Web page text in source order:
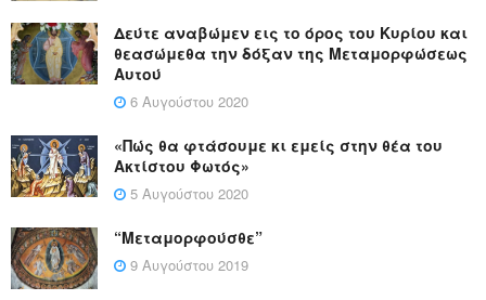
Δεύτε αναβώμεν εις το όρος του Κυρίου και
θεασώμεθα την δόξαν της Μεταμορφώσεως
Αυτού
6 Αυγούστου 2020
«Πώς θα φτάσουμε κι εμείς στην θέα του
Ακτίστου Φωτός»
5 Αυγούστου 2020
“Μεταμορφούσθε”
9 Αυγούστου 2019